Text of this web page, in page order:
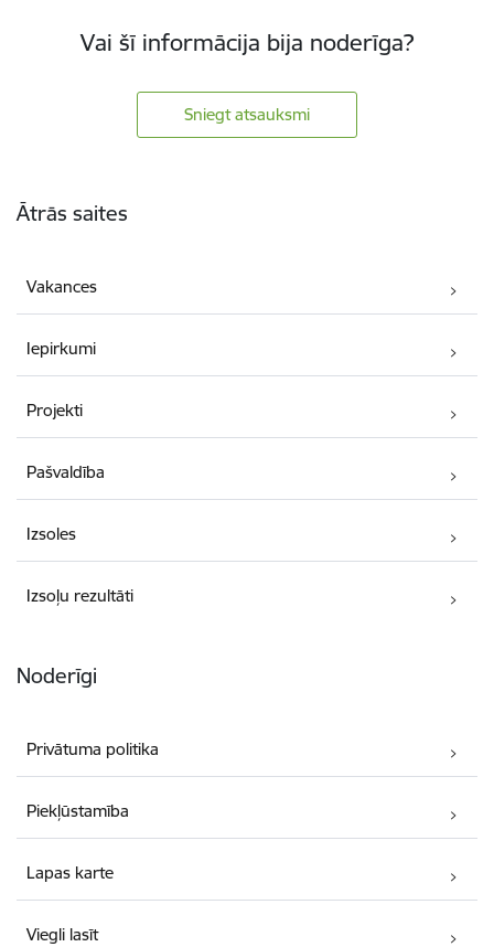
Vai šī informācija bija noderīga?
Sniegt atsauksmi
Ātrās saites
Vakances
Iepirkumi
Projekti
Pašvaldība
Izsoles
Izsoļu rezultāti
Noderīgi
Privātuma politika
Piekļūstamība
Lapas karte
Viegli lasīt